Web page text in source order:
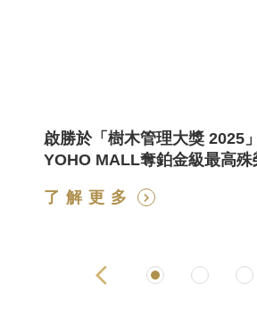
啟勝於「樹木管理大獎 2025
YOHO MALL奪鉑金級最高殊
了解更多